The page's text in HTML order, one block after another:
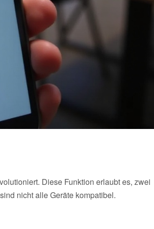
Diese Funktion erlaubt es, zwei
nicht alle Geräte kompatibel.